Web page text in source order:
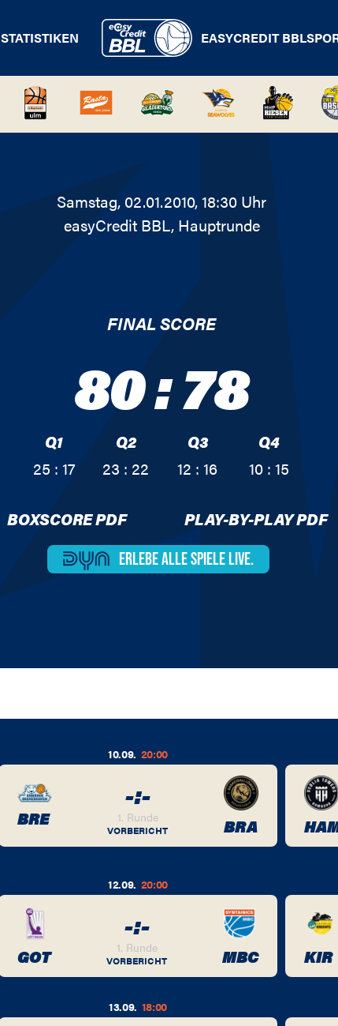
STATISTIKEN EASYCREDIT BBL
Samstag, 02.01.2010, 18:30 Uhr
easyCredit BBL, Hauptrunde
FINAL SCORE
80:78
Q1
25 : 17
Q2
23 : 22
Q3
12 : 16
Q4
10 : 15
BOXSCORE PDF PLAY-BY-PLAY PDF
ERLEBE ALLESPIELE LIVE.
10.09. 20:00
BRE
-:-
1. Runde
VORBERICHT BRA
12.09. 20:00
GOT
-:-
1. Runde
VORBERICHT MBC KIR
13.09. 18:00